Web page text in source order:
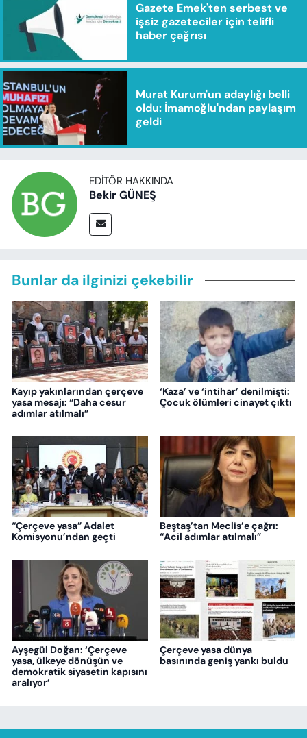
Gazete Emek'ten serbest ve
işsiz gazeteciler için telifli
haber çağrısı
Murat Kurum'un adaylığı belli
oldu: İmamoğlu'ndan paylaşım
geldi
EDITÖR HAKKINDA
Bekir GÜNEŞ
Bunlar da ilginizi çekebilir
Kayıp yakınlarından çerçeve
yasa mesajı: “Daha cesur
adımlar atılmalı”
‘Kaza’ ve ‘intihar’ denilmişti:
Çocuk ölümleri cinayet çıktı
“Çerçeve yasa” Adalet
Komisyonu’ndan geçti
Beştaş’tan Meclis’e çağrı:
“Acil adımlar atılmalı”
Ayşegül Doğan: ‘Çerçeve
yasa, ülkeye dönüşün ve
demokratik siyasetin kapısını
aralıyor’
Çerçeve yasa dünya
basınında geniş yankı buldu